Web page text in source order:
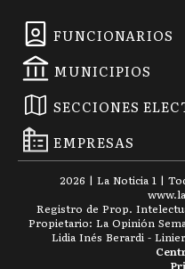
FUNCIONARIOS
MUNICIPIOS
SECCIONES
EMPRESAS
2026 | La Noticia 1 |
www.
Registro de Prop.
Propietario: La Opinión
Lidia Inés Berardi -